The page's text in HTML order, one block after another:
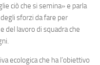
ciò che si semina» e parla
sforzi da fare per
del lavoro di squadra che
ecologica che ha l’obiettivo